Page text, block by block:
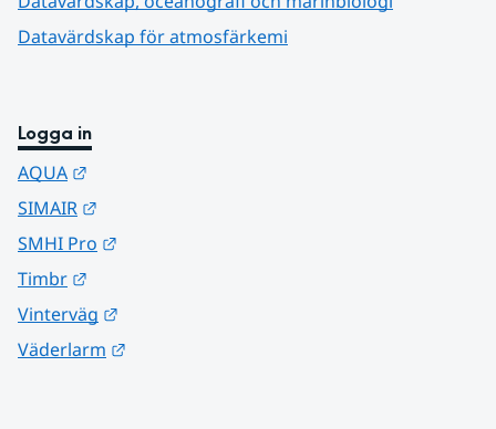
Datavärdskap för atmosfärkemi
Logga in
AQUA
SIMAIR
SMHI Pro
Timbr
Vinterväg
Väderlarm